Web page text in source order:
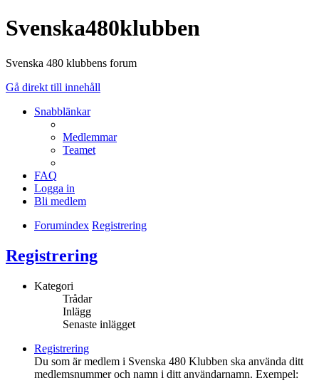
Svenska480klubben
Svenska 480 klubbens forum
Gå direkt till innehåll
Snabblänkar
Medlemmar
Teamet
FAQ
Logga in
Bli medlem
Forumindex Registrering
Registrering
Kategori
Trådar
Inlägg
Senaste inlägget
Registrering
Du som är medlem i Svenska 480 Klubben ska använda ditt
medlemsnummer och namn i ditt användarnamn. Exempel: